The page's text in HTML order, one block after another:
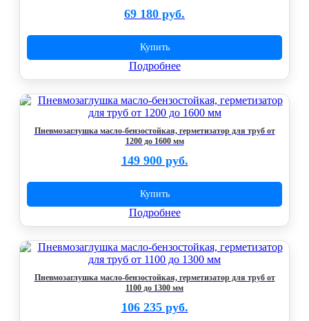
69 180 руб.
Купить
Подробнее
Пневмозаглушка масло-бензостойкая, герметизатор для труб от
1200 до 1600 мм
149 900 руб.
Купить
Подробнее
Пневмозаглушка масло-бензостойкая, герметизатор для труб от
1100 до 1300 мм
106 235 руб.